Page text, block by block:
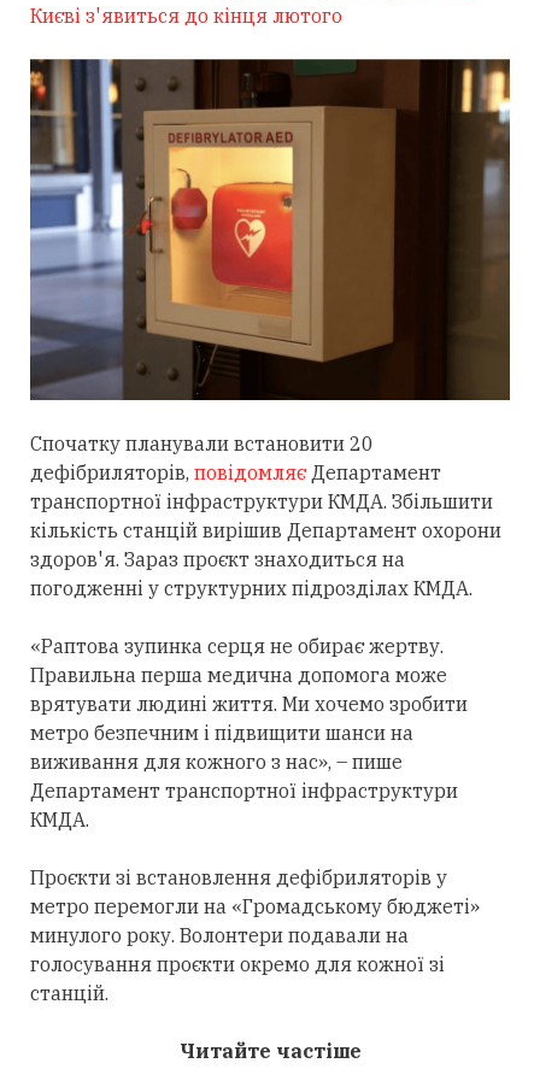
Києві з'явиться до кінця лютого
Спочатку планували встановити 20
дефібриляторів, повідомляєДепартамент
транспортної інфраструктури КМДА. Збільшити
кількість станцій вирішив Департамент охорони
здоров'я. Зараз проєкт знаходиться на
погодженні у структурних підрозділах КМДА.
«Раптова зупинка серця не обирає жертву.
Правильна перша медична допомога може
врятувати людині життя. Ми хочемо зробити
метро безпечним і підвищити шанси на
виживання для кожного з нас», – пише
Департамент транспортної інфраструктури
КМДА.
Проєкти зі встановлення дефібриляторів у
метро перемогли на «Громадському бюджеті»
минулого року. Волонтери подавали на
голосування проєкти окремо для кожної зі
станцій.
Читайте частіше